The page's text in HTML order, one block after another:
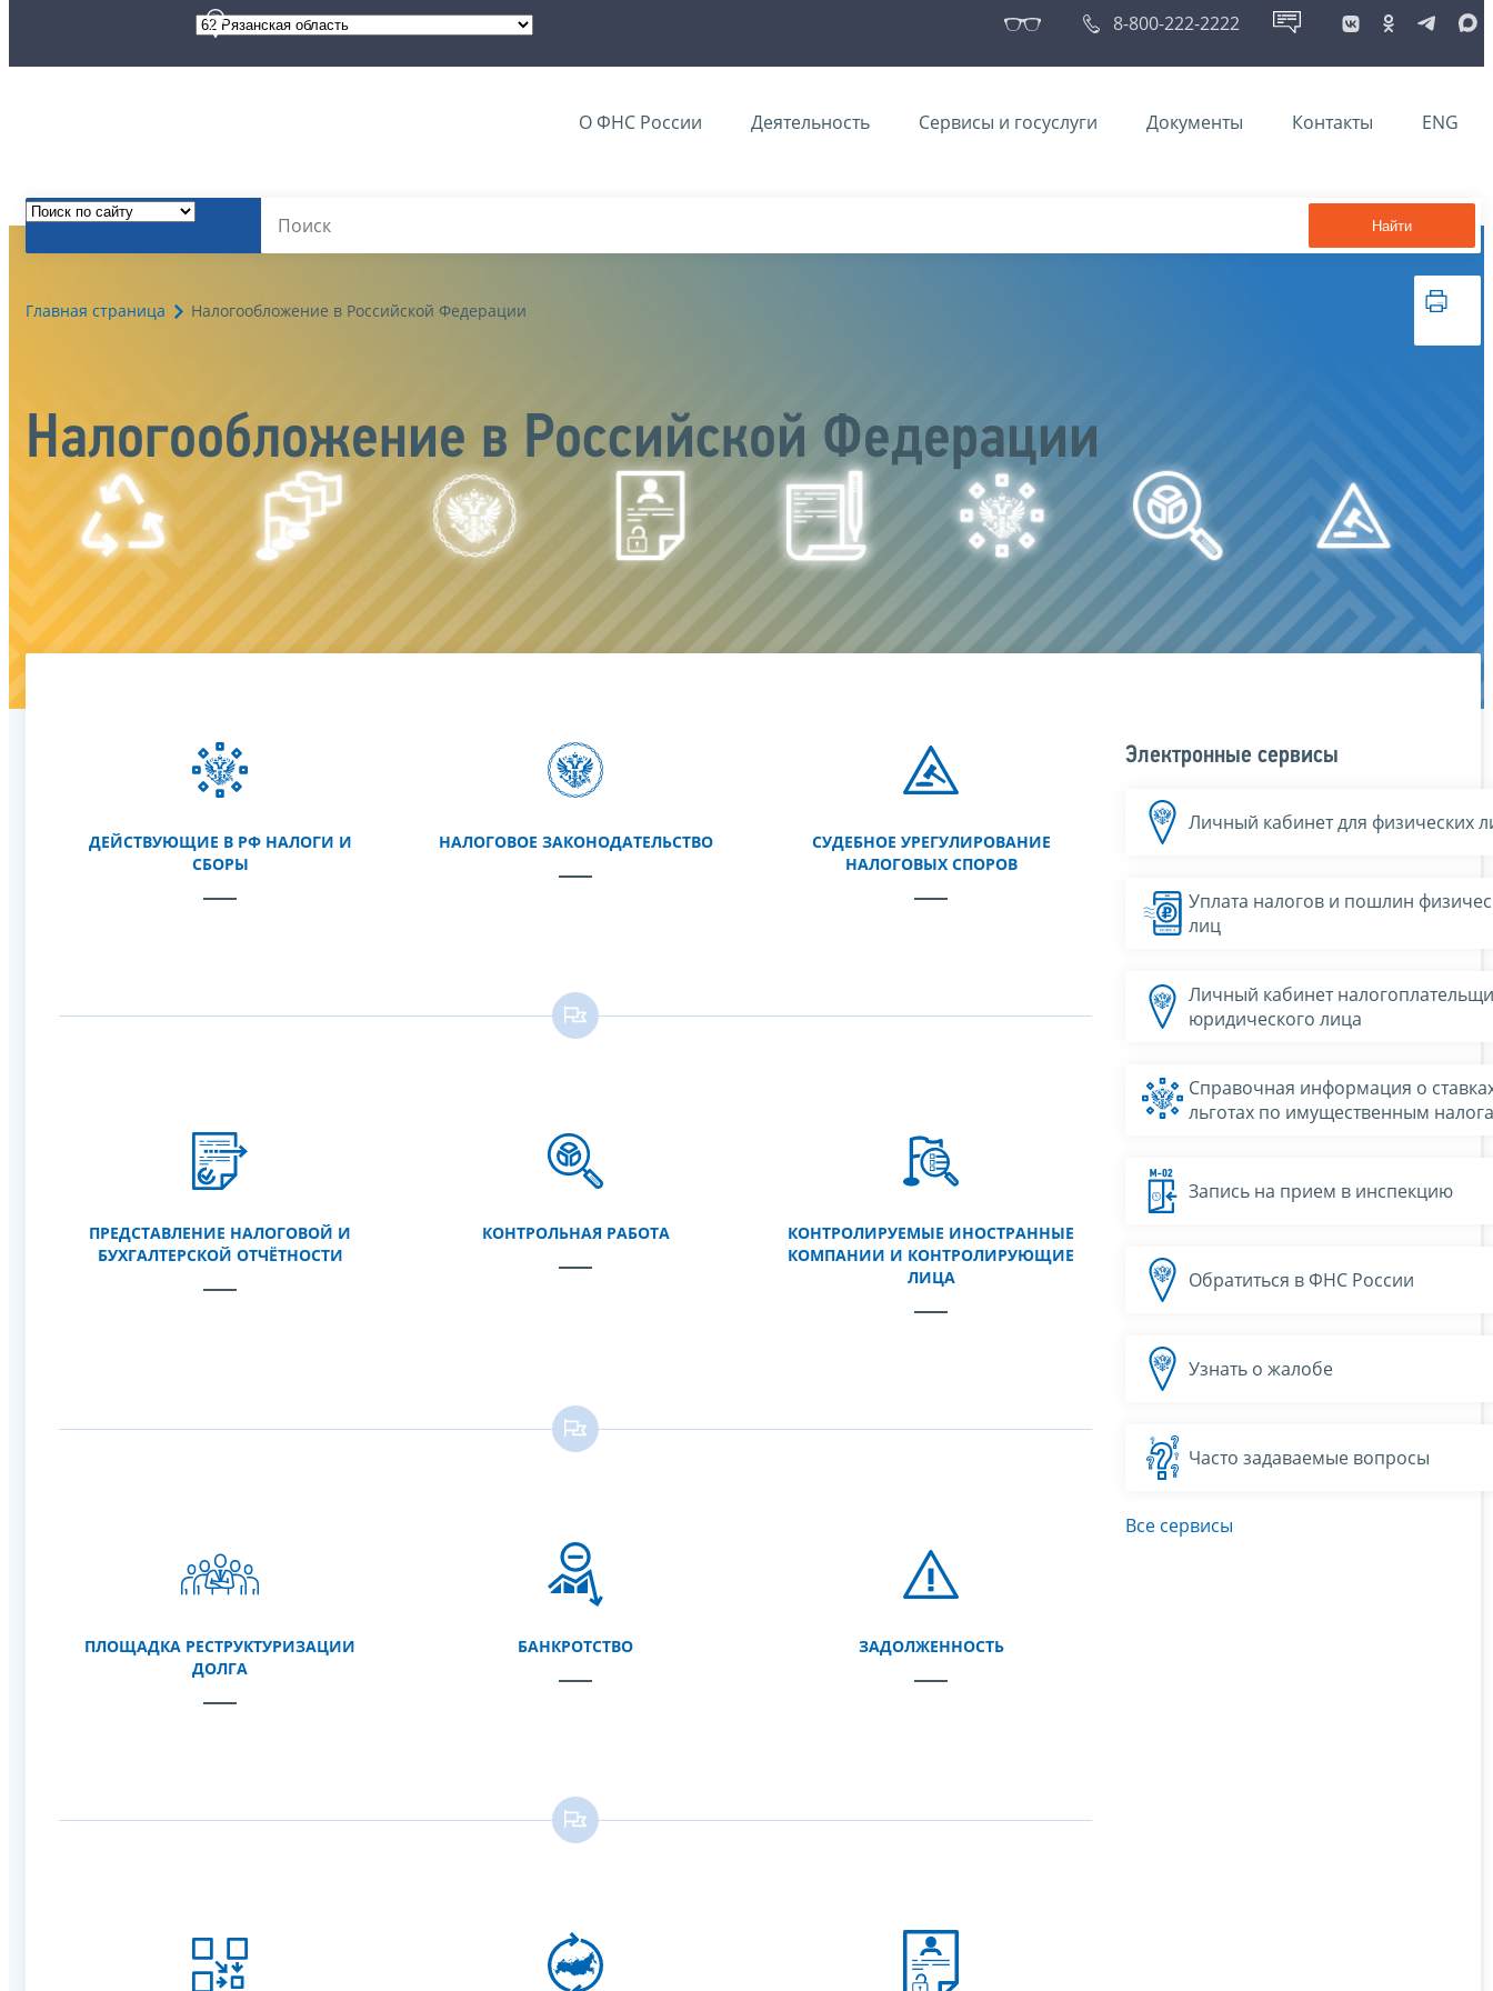
8-800-222-2222
О ФНС России Деятельность Сервисы и госуслуги Документы Контакты ENG
Найти
Главная страница Налогообложение в Российской Федерации
Налогообложение в Российской Федерации
ДЕЙСТВУЮЩИЕ В РФ НАЛОГИ И
СБОРЫ
НАЛОГОВОЕ ЗАКОНОДАТЕЛЬСТВО
СУДЕБНОЕ УРЕГУЛИРОВАНИЕ
НАЛОГОВЫХ СПОРОВ
ПРЕДСТАВЛЕНИЕ НАЛОГОВОЙ И
БУХГАЛТЕРСКОЙ ОТЧЁТНОСТИ
КОНТРОЛЬНАЯ РАБОТА
КОНТРОЛИРУЕМЫЕ ИНОСТРАННЫЕ
КОМПАНИИ И КОНТРОЛИРУЮЩИЕ
ЛИЦА
ПЛОЩАДКА РЕСТРУКТУРИЗАЦИИ
ДОЛГА
БАНКРОТСТВО ЗАДОЛЖЕННОСТЬ
Электронные сервисы
Личный кабинет для физических
Уплата налогов и пошлин
лиц
Личный кабинет
юридического лица
Справочная информация о
льготах по имущественным
Запись на прием в инспекцию
Обратиться в ФНС России
Узнать о жалобе
Часто задаваемые вопросы
Все сервисы